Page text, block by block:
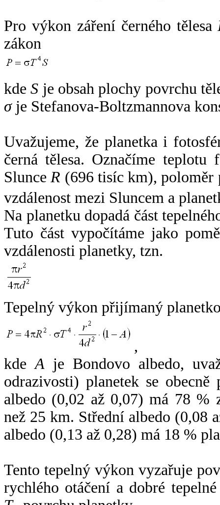
Pro výkon záření černého tělesa
zákon
kdeS je obsah plochy povrchu
σje Stefanova-Boltzmannova
Uvažujeme, že planetka i
černá tělesa. Označíme
SlunceR (696 tisíc km),
vzdálenost mezi Sluncem a
Na planetku dopadá část
Tuto část vypočítáme jako
vzdálenosti planetky, tzn.
Tepelný výkon přijímaný
,
kdeA je Bondovo albedo,
odrazivosti) planetek se
albedo (0,02 až 0,07) má 78 %
než 25 km. Střední albedo (0,08
albedo (0,13 až 0,28) má 18 %
Tento tepelný výkon vyzařuje
rychlého otáčení a dobré